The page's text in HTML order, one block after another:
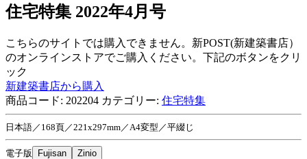
住宅特集 2022年4月号
こちらのサイトでは購入できません。新POST(新建築書店）
のオンラインストアでご購入ください。下記のボタンをクリ
ック
新建築書店から購入
商品コード: 202204 カテゴリー: 住宅特集
日本語／168頁／221x297mm／A4変型／平綴じ
電子版 Fujisan Zinio